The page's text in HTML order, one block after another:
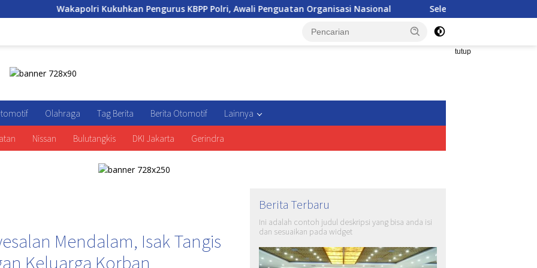
Kukuhkan Pengurus KBPP Polri, Awali Penguatan Organisasi Nasional
Seleksi Akpol 2026 Makin Modern, Nilai Ujian
tutup
Olahraga Tag Berita Berita Otomotif Lainnya
Nissan Bulutangkis DKI Jakarta Gerindra
Mendalam, Isak Tangis
Keluarga Korban
Berita Terbaru
Ini adalah contoh judul deskripsi yang bisa anda isi
dan sesuaikan pada widget